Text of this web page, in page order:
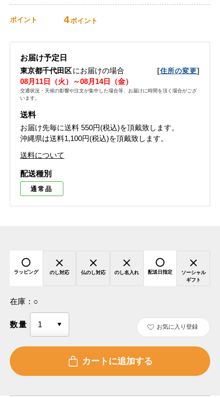
ポイント 4ポイント
お届け予定日
東京都千代田区にお届けの場合 [住所の変更]
08月11日（火）～08月14日（金）
交通状況・天候の影響や注文が集中した場合等、お届けに時間を頂く場合がござ
います。
送料
お届け先毎に送料 550円(税込)を頂戴致します。
沖縄県は送料1,100円(税込)を頂戴致します。
送料について
配送種別
通常品
ラッピング のし対応 仏のし対応 のし名入れ 配送日指定
ソーシャル
ギフト
在庫： ○
数量 お気に入り登録